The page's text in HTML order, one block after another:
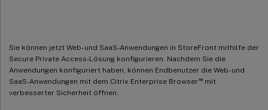
Sie können jetzt Web- und SaaS-Anwendungen in StoreFront mithilfe der
Secure Private Access-Lösung konfigurieren. Nachdem Sie die
Anwendungen konfiguriert haben, können Endbenutzer die Web- und
SaaS-Anwendungen mit dem Citrix Enterprise Browser™mit
verbesserter Sicherheit öffnen.